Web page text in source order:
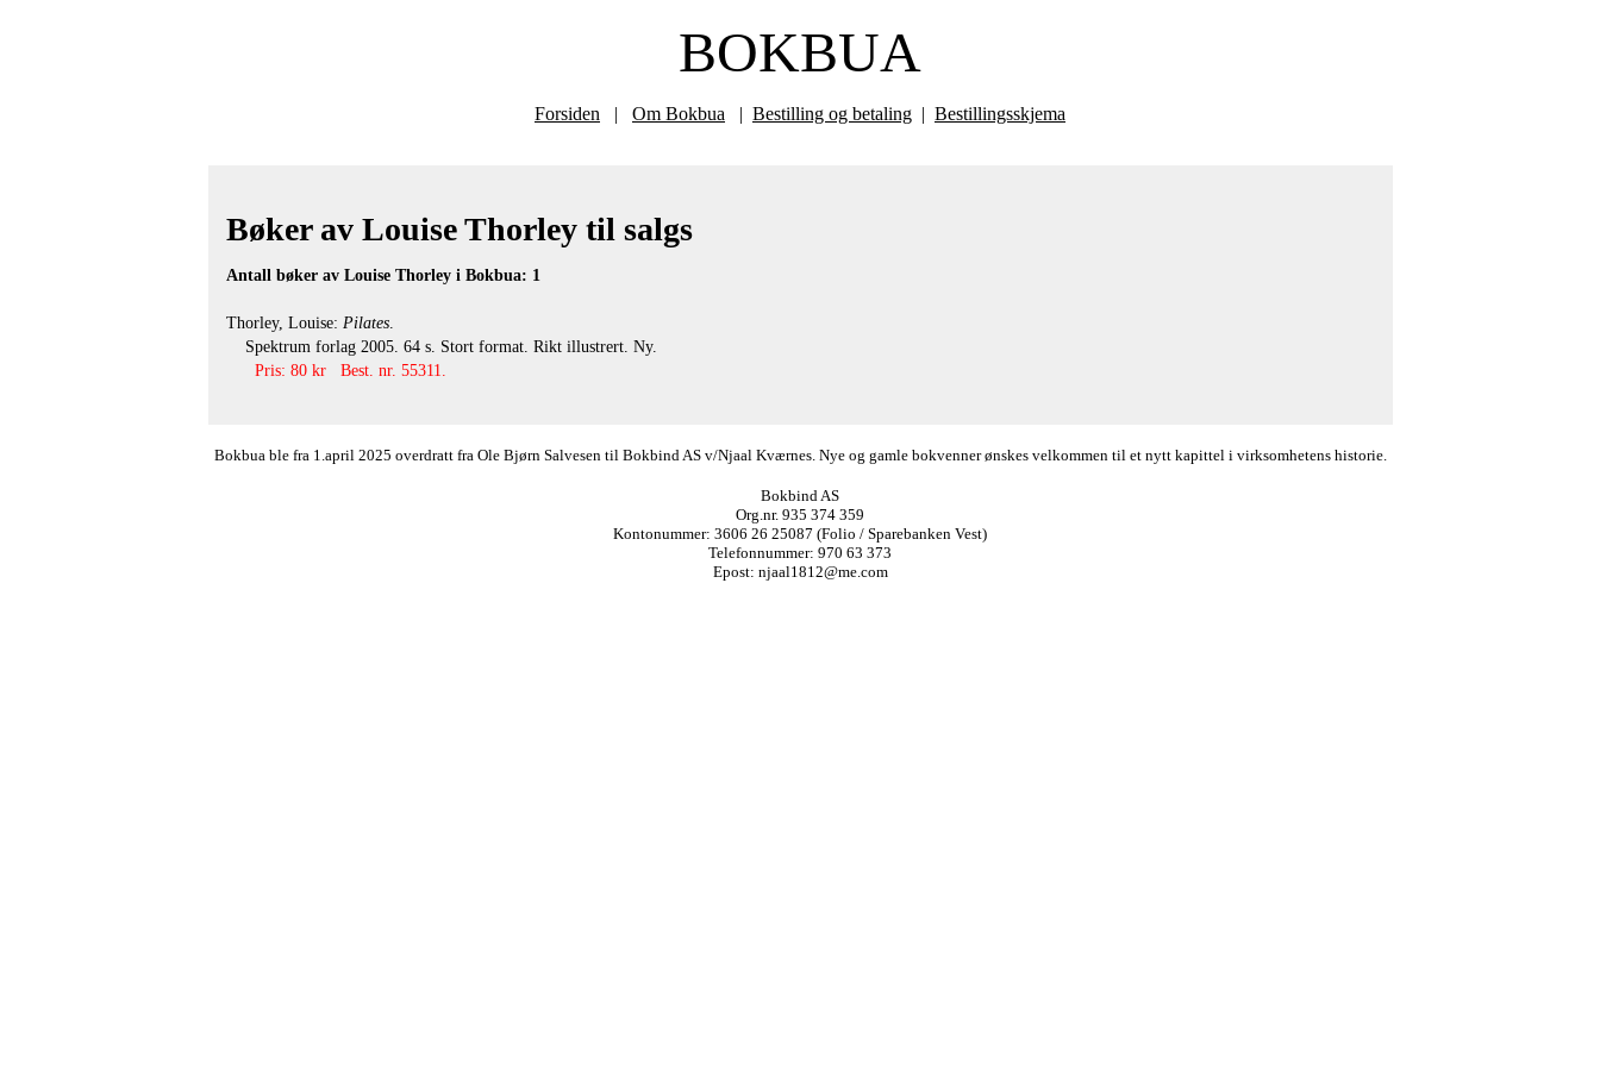
BOKBUA
Forsiden | Om Bokbua | Bestilling og betaling | Bestillingsskjema
Bøker av Louise Thorley til salgs
Antall bøker av Louise Thorley i Bokbua: 1
Thorley, Louise: Pilates.
Spektrum forlag 2005. 64 s. Stort format. Rikt illustrert. Ny.
Pris: 80 kr Best. nr. 55311.
Bokbua ble fra 1.april 2025 overdratt fra Ole Bjørn Salvesen til Bokbind AS v/Njaal Kværnes. Nye og gamle bokvenner ønskes velkommen til et nytt kapittel i virksomhetens historie.
Bokbind AS
Org.nr. 935 374 359
Kontonummer: 3606 26 25087 (Folio / Sparebanken Vest)
Telefonnummer: 970 63 373
Epost: njaal1812@me.com